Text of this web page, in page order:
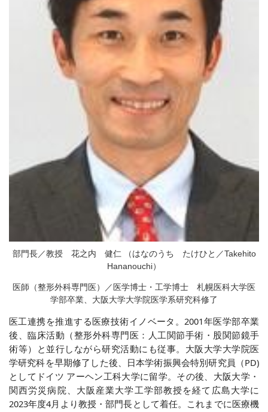
部門長／教授 花之内 健仁 （はなのうち たけひと／Takehito
Hananouchi）
医師（整形外科専門医）／医学博士・工学博士 札幌医科大学医
学部卒業、大阪大学大学院医学系研究科修了
医工連携を推進する医療技術イノベータ。2001年医学部卒業
後、臨床活動（整形外科専門医：人工関節手術・股関節鏡手
術等）と並行しながら研究活動にも従事。大阪大学大学院医
学研究科を早期修了した後、日本学術振興会特別研究員（PD)
としてドイツ アーヘン工科大学に留学。その後、大阪大学・
関西労災病院、大阪産業大学工学部教授を経て広島大学に
2023年度4月より教授・部門長として着任。これまでに医療機